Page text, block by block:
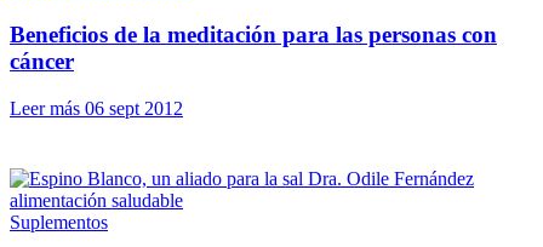
Beneficios de la meditación para las personas con
cáncer
Leer más 06 sept 2012
Suplementos